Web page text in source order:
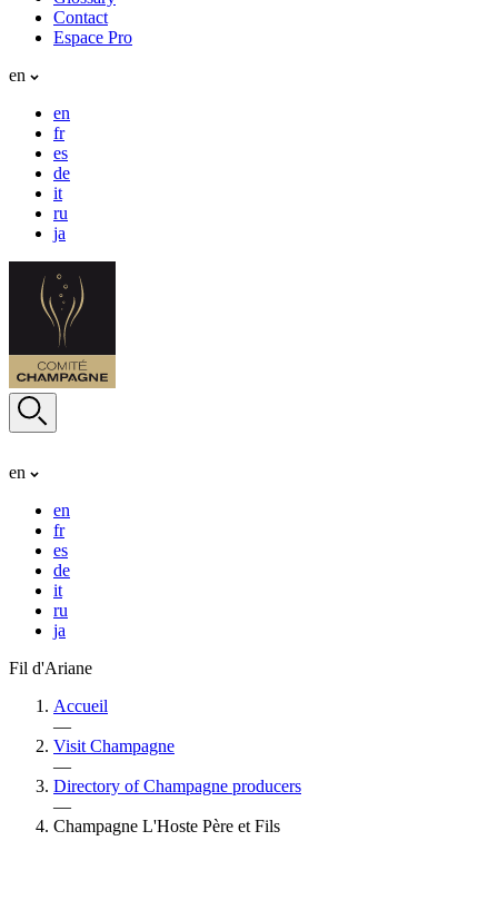
Contact
Espace Pro
en
en
fr
es
de
it
ru
ja
en
en
fr
es
de
it
ru
ja
Fil d'Ariane
Accueil
—
Visit Champagne
—
Directory of Champagne producers
—
Champagne L'Hoste Père et Fils